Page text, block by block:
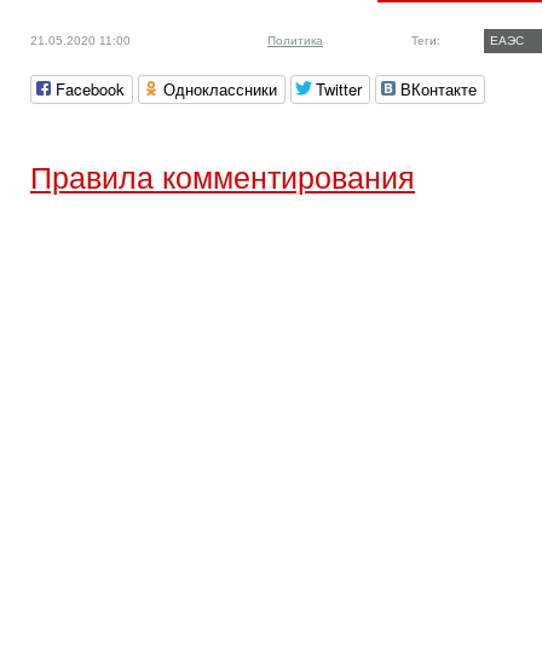
21.05.2020 11:00 Политика Теги: ЕАЭС
Facebook Одноклассники Twitter ВКонтакте
Правила комментирования